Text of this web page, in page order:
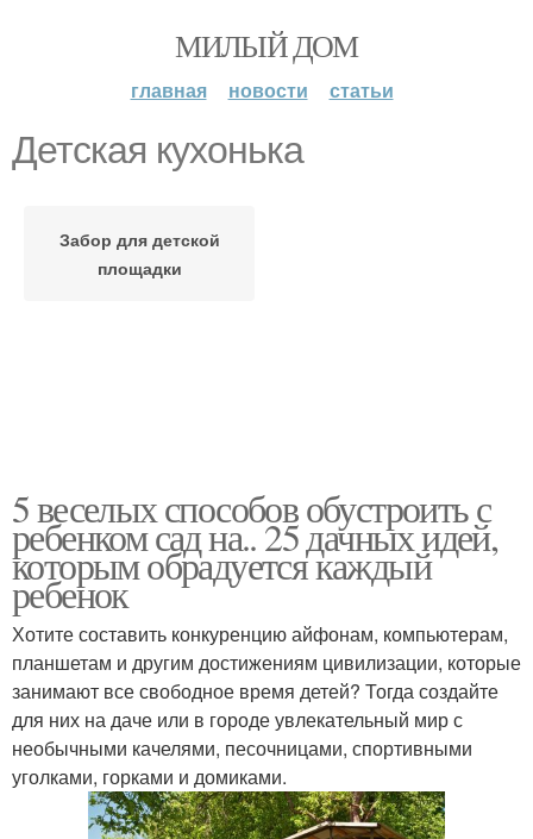
МИЛЫЙ ДОМ
главная новости статьи
Детская кухонька
Забор для детской
площадки
5 веселых способов обустроить с
ребенком сад на.. 25 дачных идей,
которым обрадуется каждый
ребенок
Хотите составить конкуренцию айфонам, компьютерам,
планшетам и другим достижениям цивилизации, которые
занимают все свободное время детей? Тогда создайте
для них на даче или в городе увлекательный мир с
необычными качелями, песочницами, спортивными
уголками, горками и домиками.